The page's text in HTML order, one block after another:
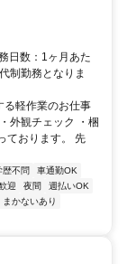
日数：1ヶ月あた
制勤務となりま
る軽作業のお仕事
外観チェック ・梱
ております。 先
歴不問
車通勤OK
迎 夜間
週払いOK
まかないあり